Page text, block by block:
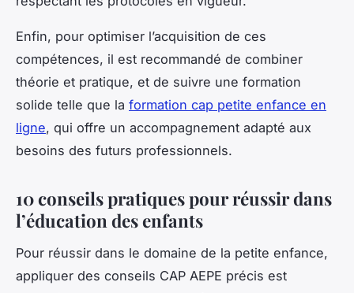
Enfin, pour optimiser l’acquisition de ces
compétences, il est recommandé de combiner
théorie et pratique, et de suivre une formation
solide telle que la formation cap petite enfance en
ligne, qui offre un accompagnement adapté aux
besoins des futurs professionnels.
10 conseils pratiques pour réussir dans
l’éducation des enfants
Pour réussir dans le domaine de la petite enfance,
appliquer des conseils CAP AEPE précis est